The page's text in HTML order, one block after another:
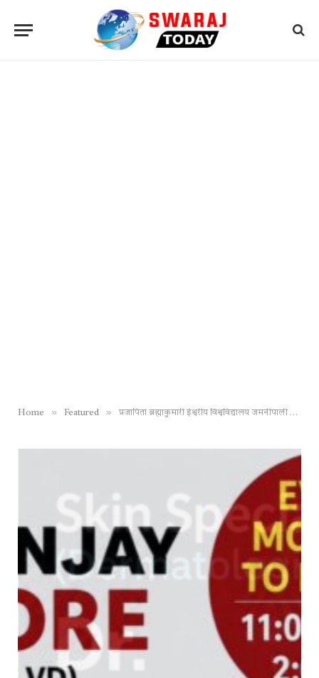
Home » Featured » प्रजापिता ब्रह्माकुमारी ईश्वरीय विश्वविद्यालय जमनीपाली सेवा केंद्र में नववर्ष स्नेह मिलन समारोह आयोजित